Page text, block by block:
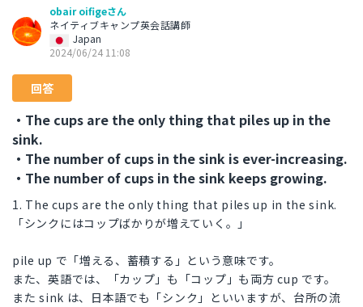
obair oifigeさん
ネイティブキャンプ英会話講師
Japan
2024/06/24 11:08
回答
・The cups are the only thing that piles up in the
sink.
・The number of cups in the sink is ever-increasing.
・The number of cups in the sink keeps growing.
1. The cups are the only thing that piles up in the sink.
「シンクにはコップばかりが増えていく。」
pile up で「増える、蓄積する」という意味です。
また、英語では、「カップ」も「コップ」も両方 cup です。
また sink は、日本語でも「シンク」といいますが、台所の流